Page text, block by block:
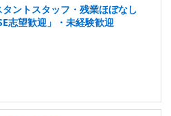
ントスタッフ・残業ほぼなし
志望歓迎」・未経験歓迎